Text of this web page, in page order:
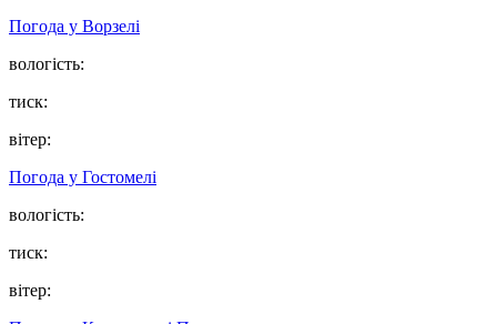
Погода у Ворзелі
вологість:
тиск:
вітер:
Погода у Гостомелі
вологість:
тиск:
вітер: